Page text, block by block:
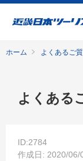
ホーム よくあるご
よくある
ID:2784
作成日: 2020/06/